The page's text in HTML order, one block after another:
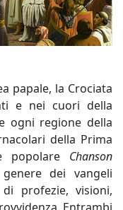
papale, la Crociata
e nei cuori della
ogni regione della
della Prima
popolare Chanson
dei vangeli
profezie, visioni,